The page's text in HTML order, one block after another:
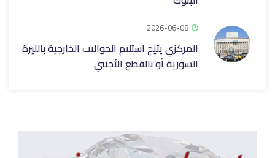
2026-06-08
المركزي يتيح استلام الحوالات الخارجية بالليرة
السورية أو بالقطع الأجنبي